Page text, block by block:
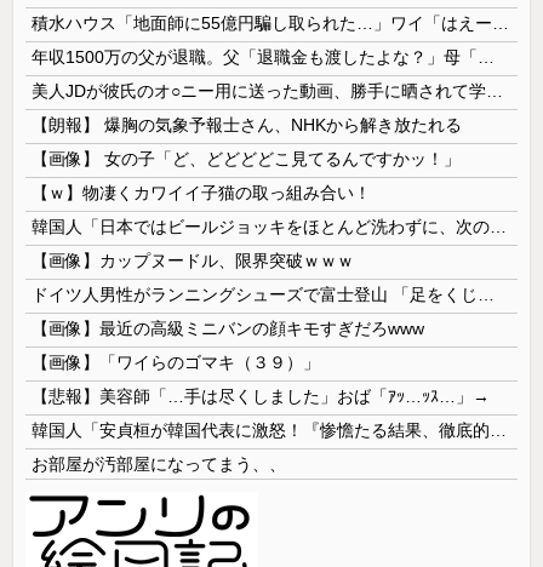
【朗報】 爆胸の気象予報士さん、NHKから解き放たれる
【画像】 女の子「ど、どどどどこ見てるんですかッ！」
【ｗ】物凄くカワイイ子猫の取っ組み合い！
【画像】カップヌードル、限界突破ｗｗｗ
【画像】最近の高級ミニバンの顔キモすぎだろwww
【画像】「ワイらのゴマキ（３９）」
【悲報】美容師「…手は尽くしました」おば「ｱｯ…ｯｽ…」→
お部屋が汚部屋になってまう、、